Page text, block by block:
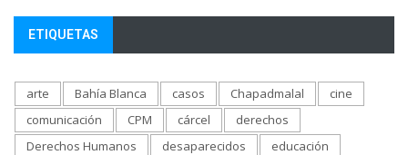
ETIQUETAS
arte Bahía Blanca casos Chapadmalal
cine
comunicación
CPM cárcel
derechos
Derechos Humanos
desaparecidos
educación